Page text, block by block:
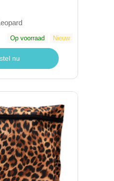
Op voorraad Nieuw
nu